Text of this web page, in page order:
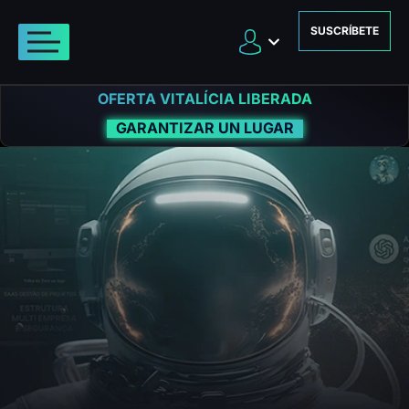
SUSCRÍBETE
OFERTA VITALÍCIA LIBERADA
GARANTIZAR UN LUGAR